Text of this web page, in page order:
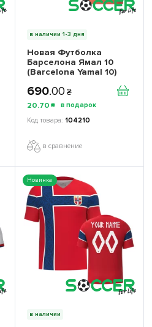
в наличии 1-3 дня
Новая Футболка
Барселона Ямал 10
(Barcelona Yamal 10)
повседневная
16262905 цвет:
оранжевый
690.00 ₴
20.70 ₴
104210
в сравнение
Новинка
в наличии